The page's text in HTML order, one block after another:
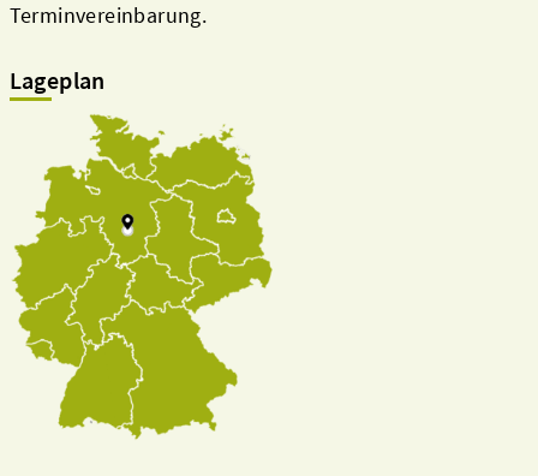
Terminvereinbarung.
Lageplan